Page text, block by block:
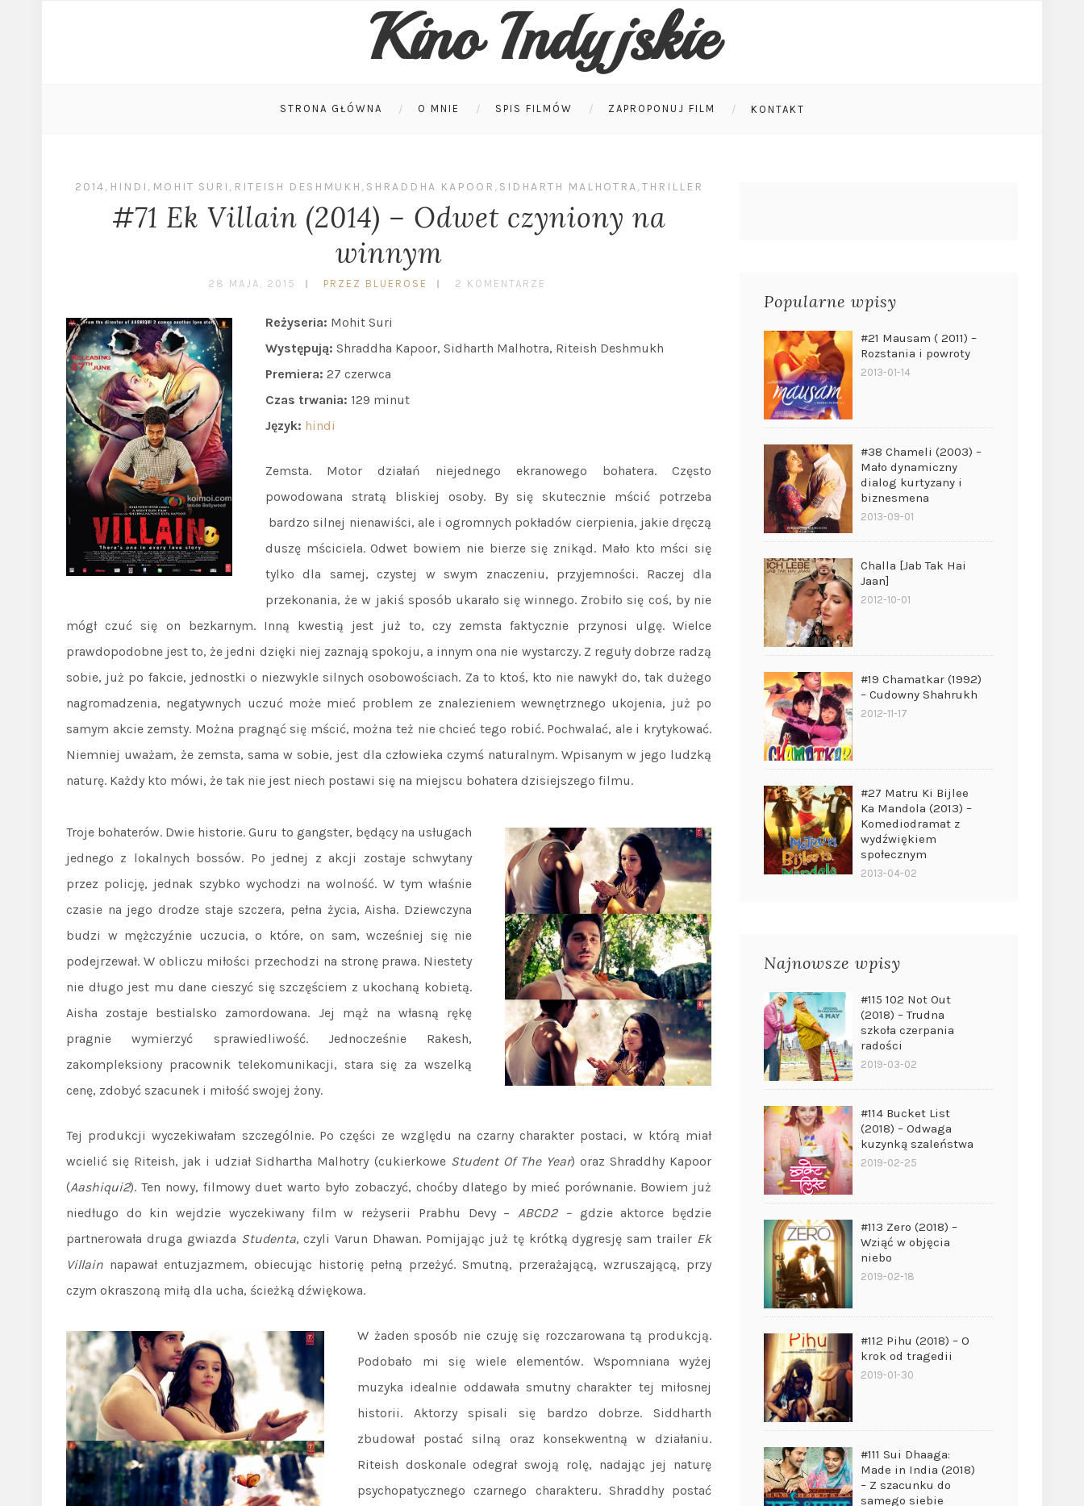
Kino Indyjskie
STRONA GŁÓWNA O MNIE SPIS FILMÓW ZAPROPONUJ FILM KONTAKT
2014, HINDI , MOHIT SURI , RITEISH DESHMUKH , SHRADDHA KAPOOR , SIDHARTH MALHOTRA,THRILLER
#71 Ek Villain (2014) – Odwet czyniony na
winnym
28 MAJA, 2015 PRZEZ BLUEROSE 2 KOMENTARZE
Reżyseria: Mohit Suri
Występują: Shraddha Kapoor, Sidharth Malhotra, Riteish Deshmukh
Premiera: 27 czerwca
Czas trwania: 129 minut
Język: hindi
Zemsta. Motor działań niejednego ekranowego bohatera. Często
powodowana stratą bliskiej osoby. By się skutecznie mścić potrzeba
bardzo silnej nienawiści, ale i ogromnych pokładów cierpienia, jakie dręczą
duszę mściciela. Odwet bowiem nie bierze się znikąd. Mało kto mści się
tylko dla samej, czystej w swym znaczeniu, przyjemności. Raczej dla
przekonania, że w jakiś sposób ukarało się winnego. Zrobiło się coś, by nie
mógł czuć się on bezkarnym. Inną kwestią jest już to, czy zemsta faktycznie przynosi ulgę. Wielce
prawdopodobne jest to, że jedni dzięki niej zaznają spokoju, a innym ona nie wystarczy. Z reguły dobrze radzą
sobie, już po fakcie, jednostki o niezwykle silnych osobowościach. Za to ktoś, kto nie nawykł do, tak dużego
nagromadzenia, negatywnych uczuć może mieć problem ze znalezieniem wewnętrznego ukojenia, już po
samym akcie zemsty. Można pragnąć się mścić, można też nie chcieć tego robić. Pochwalać, ale i krytykować.
Niemniej uważam, że zemsta, sama w sobie, jest dla człowieka czymś naturalnym. Wpisanym w jego ludzką
naturę. Każdy kto mówi, że tak nie jest niech postawi się na miejscu bohatera dzisiejszego filmu.
Troje bohaterów. Dwie historie. Guru to gangster, będący na usługach
jednego z lokalnych bossów. Po jednej z akcji zostaje schwytany
przez policję, jednak szybko wychodzi na wolność. W tym właśnie
czasie na jego drodze staje szczera, pełna życia, Aisha. Dziewczyna
budzi w mężczyźnie uczucia, o które, on sam, wcześniej się nie
podejrzewał. W obliczu miłości przechodzi na stronę prawa. Niestety
nie długo jest mu dane cieszyć się szczęściem z ukochaną kobietą.
Aisha zostaje bestialsko zamordowana. Jej mąż na własną rękę
pragnie wymierzyć sprawiedliwość. Jednocześnie Rakesh,
zakompleksiony pracownik telekomunikacji, stara się za wszelką
cenę, zdobyć szacunek i miłość swojej żony.
Tej produkcji wyczekiwałam szczególnie. Po części ze względu na czarny charakter postaci, w którą miał
wcielić się Riteish, jak i udział Sidhartha Malhotry (cukierkowe Student Of The Year) oraz Shraddhy Kapoor
(Aashiqui2). Ten nowy, filmowy duet warto było zobaczyć, choćby dlatego by mieć porównanie. Bowiem już
niedługo do kin wejdzie wyczekiwany film w reżyserii Prabhu Devy –ABCD2 – gdzie aktorce będzie
partnerowała druga gwiazda Studenta, czyli Varun Dhawan. Pomijając już tę krótką dygresję sam trailer Ek
Villain napawał entuzjazmem, obiecując historię pełną przeżyć. Smutną, przerażającą, wzruszającą, przy
czym okraszoną miłą dla ucha, ścieżką dźwiękowa.
W żaden sposób nie czuję się rozczarowana tą produkcją.
Podobało mi się wiele elementów. Wspomniana wyżej
muzyka idealnie oddawała smutny charakter tej miłosnej
historii. Aktorzy spisali się bardzo dobrze. Siddharth
zbudował postać silną oraz konsekwentną w działaniu.
Riteish doskonale odegrał swoją rolę, nadając jej naturę
psychopatycznego czarnego charakteru. Shraddhy postać
Popularne wpisy
#21 Mausam ( 2011) –
Rozstania i powroty
2013-01-14
#38 Chameli (2003) –
Mało dynamiczny
dialog kurtyzany i
biznesmena
2013-09-01
Challa [Jab Tak Hai
Jaan]
2012-10-01
#19 Chamatkar (1992)
– Cudowny Shahrukh
2012-11-17
#27 Matru Ki Bijlee
Ka Mandola (2013) –
Komediodramat z
wydźwiękiem
społecznym
2013-04-02
Najnowsze wpisy
#115 102 Not Out
(2018) – Trudna
szkoła czerpania
radości
2019-03-02
#114 Bucket List
(2018) – Odwaga
kuzynką szaleństwa
2019-02-25
#113 Zero (2018) –
Wziąć w objęcia
niebo
2019-02-18
#112 Pihu (2018) – O
krok od tragedii
2019-01-30
#111 Sui Dhaaga:
Made in India (2018)
– Z szacunku do
samego siebie